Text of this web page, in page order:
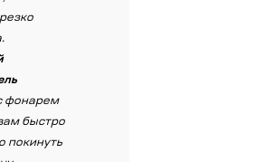
фонарем
быстро
покинуть